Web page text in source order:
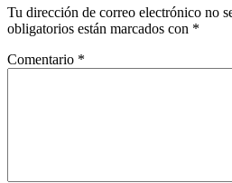
Tu dirección de correo electrónico no
obligatorios están marcados con *
Comentario *